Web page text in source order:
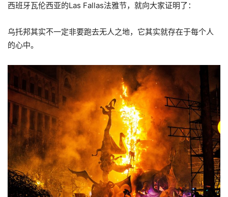
西班牙瓦伦西亚的Las Fallas法雅节，就向大家证明了：
乌托邦其实不一定非要跑去无人之地，它其实就存在于每个人
的心中。